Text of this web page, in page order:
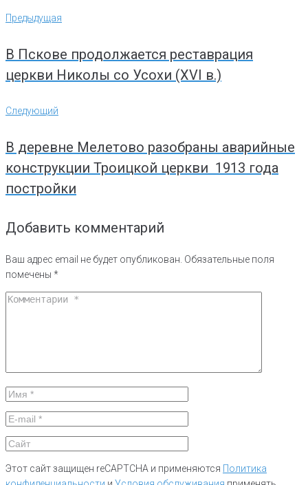
Навигация
по
Предыдущая
Предыдущая
В Пскове продолжается реставрация
церкви Николы со Усохи (XVI в.)
Следующий
Следующий
В деревне Мелетово разобраны аварийные
конструкции Троицкой церкви 1913 года
постройки
Добавить комментарий
Ваш адрес email не будет опубликован. Обязательные поля
помечены *
Этот сайт защищен reCAPTCHA и применяются Политика